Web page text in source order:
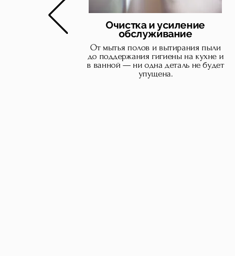
Очистка и усиление
обслуживание
От мытья полов и вытирания пыли
до поддержания гигиены на кухне и
в ванной — ни одна деталь не будет
упущена.